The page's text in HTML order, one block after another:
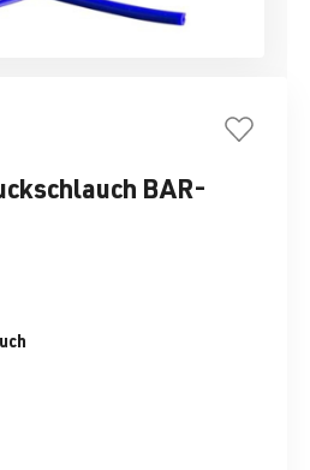
von 5 von 5 Sternen
BAR-